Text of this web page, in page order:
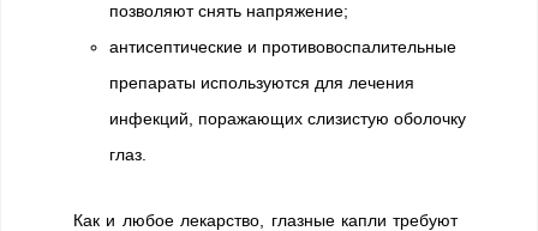
позволяют снять напряжение;
антисептические и противовоспалительные
препараты используются для лечения
инфекций, поражающих слизистую оболочку
глаз.
Как и любое лекарство, глазные капли требуют